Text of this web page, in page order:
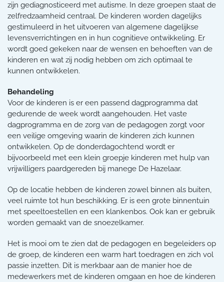
zijn gediagnosticeerd met autisme. In deze groepen staat de
zelfredzaamheid centraal. De kinderen worden dagelijks
gestimuleerd in het uitvoeren van algemene dagelijkse
levensverrichtingen en in hun cognitieve ontwikkeling. Er
wordt goed gekeken naar de wensen en behoeften van de
kinderen en wat zij nodig hebben om zich optimaal te
kunnen ontwikkelen.
Behandeling
Voor de kinderen is er een passend dagprogramma dat
gedurende de week wordt aangehouden. Het vaste
dagprogramma en de zorg van de pedagogen zorgt voor
een veilige omgeving waarin de kinderen zich kunnen
ontwikkelen. Op de donderdagochtend wordt er
bijvoorbeeld met een klein groepje kinderen met hulp van
vrijwilligers paardgereden bij manege De Hazelaar.
Op de locatie hebben de kinderen zowel binnen als buiten,
veel ruimte tot hun beschikking. Er is een grote binnentuin
met speeltoestellen en een klankenbos. Ook kan er gebruik
worden gemaakt van de snoezelkamer.
Het is mooi om te zien dat de pedagogen en begeleiders op
de groep, de kinderen een warm hart toedragen en zich vol
passie inzetten. Dit is merkbaar aan de manier hoe de
medewerkers met de kinderen omgaan en hoe de kinderen